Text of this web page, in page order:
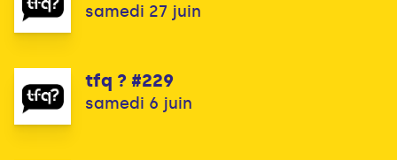
samedi 27 juin
tfq ? #229
samedi 6 juin